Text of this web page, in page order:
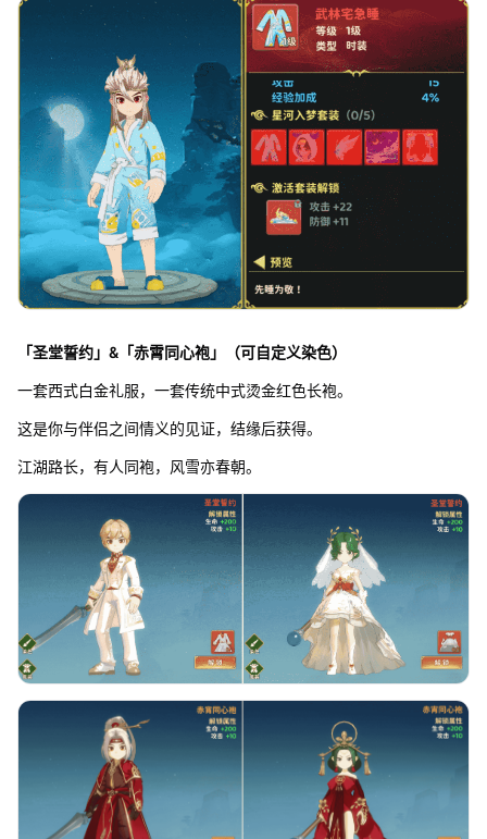
「圣堂誓约」&「赤霄同心袍」（可自定义染色）
一套西式白金礼服，一套传统中式烫金红色长袍。
这是你与伴侣之间情义的见证，结缘后获得。
江湖路长，有人同袍，风雪亦春朝。